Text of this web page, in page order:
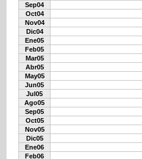
Sep04
Oct04
Nov04
Dic04
Ene05
Feb05
Mar05
Abr05
May05
Jun05
Jul05
Ago05
Sep05
Oct05
Nov05
Dic05
Ene06
Feb06